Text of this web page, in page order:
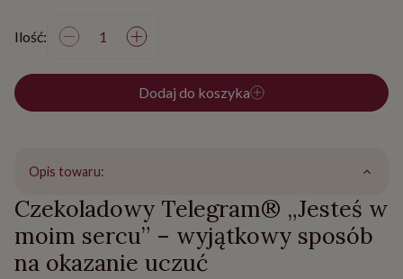
Ilość:
Dodaj do koszyka
Opis towaru:
Czekoladowy Telegram® „Jesteś w
moim sercu” – wyjątkowy sposób
na okazanie uczuć